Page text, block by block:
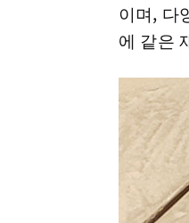
이며, 다
에 같은